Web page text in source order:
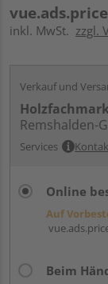
inkl. MwSt. zzgl.
Verkauf und
Remshalden-
Services
Online
Auf
Beim